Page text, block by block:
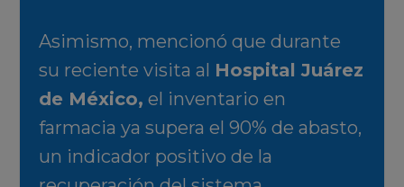
Asimismo, mencionó que durante
su reciente visita al Hospital Juárez
de México, el inventario en
farmacia ya supera el 90% de abasto,
un indicador positivo de la